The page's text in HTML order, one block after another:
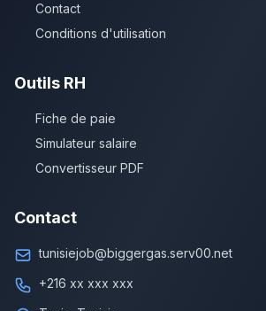
Contact
Conditions d'utilisation
Outils RH
Fiche de paie
Simulateur salaire
Convertisseur PDF
Contact
tunisiejob@biggergas.serv00.net
+216 xx xxx xxx